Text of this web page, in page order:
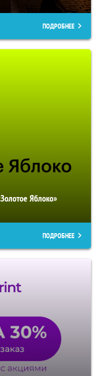
ПОДРОБНЕЕ
Яблоко»
ПОДРОБНЕЕ